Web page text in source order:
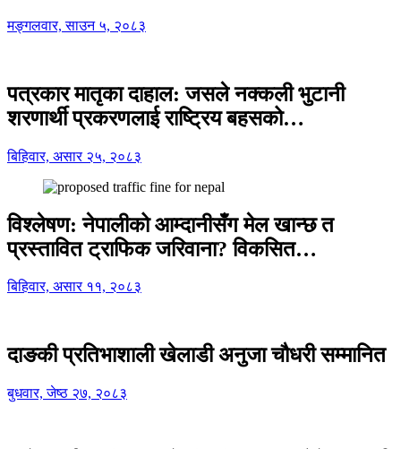
मङ्गलवार, साउन ५, २०८३
पत्रकार मातृका दाहाल: जसले नक्कली भुटानी
शरणार्थी प्रकरणलाई राष्ट्रिय बहसको…
बिहिवार, असार २५, २०८३
विश्लेषण: नेपालीको आम्दानीसँग मेल खान्छ त
प्रस्तावित ट्राफिक जरिवाना? विकसित…
बिहिवार, असार ११, २०८३
दाङकी प्रतिभाशाली खेलाडी अनुजा चौधरी सम्मानित
बुधवार, जेष्ठ २७, २०८३